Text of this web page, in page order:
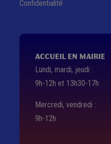
Confidentialité
ACCUEIL EN MAIRIE
Lundi, mardi, jeudi :
9h-12h et 13h30-17h
Mercredi, vendredi :
9h-12h